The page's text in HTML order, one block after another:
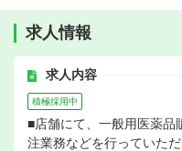
求人情報
求人内容
積極採用中
■店舗にて、一般用医薬品
注業務などを行っていただ